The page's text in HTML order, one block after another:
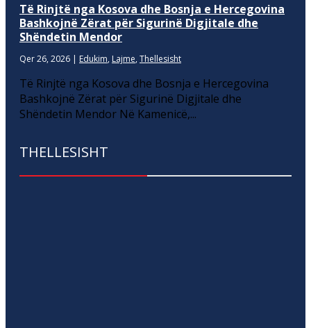
Të Rinjtë nga Kosova dhe Bosnja e Hercegovina
Bashkojnë Zërat për Sigurinë Digjitale dhe
Shëndetin Mendor
Qer 26, 2026 | Edukim, Lajme, Thellesisht
Të Rinjtë nga Kosova dhe Bosnja e Hercegovina
Bashkojnë Zërat për Sigurinë Digjitale dhe
Shëndetin Mendor Në Kamenicë,...
THELLESISHT